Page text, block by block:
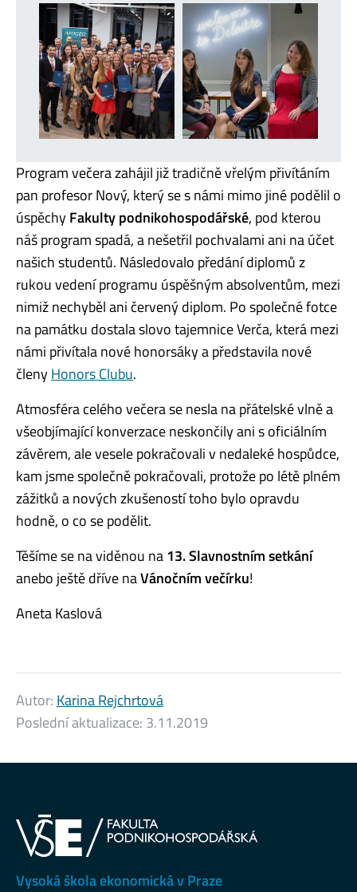
Program večera zahájil již tradičně vřelým přivítáním
pan profesor Nový, který se s námi mimo jiné podělil o
úspěchyFakulty podnikohospodářské, pod kterou
náš program spadá, a nešetřil pochvalami ani na účet
našich studentů. Následovalo předání diplomů z
rukou vedení programu úspěšným absolventům, mezi
nimiž nechyběl ani červený diplom. Po společné fotce
na památku dostala slovo tajemnice Verča, která mezi
námi přivítala nové honorsáky a představila nové
členyHonors Clubu.
Atmosféra celého večera se nesla na přátelské vlně a
všeobjímající konverzace neskončily ani s oficiálním
závěrem, ale vesele pokračovali v nedaleké hospůdce,
kam jsme společně pokračovali, protože po létě plném
zážitků a nových zkušeností toho bylo opravdu
hodně, o co se podělit.
Těšíme se na viděnou na13. Slavnostním setkání
anebo ještě dříve naVánočním večírku!
Aneta Kaslová
Autor: Karina Rejchrtová
Poslední aktualizace: 3.11.2019
Vysoká škola ekonomická v Praze